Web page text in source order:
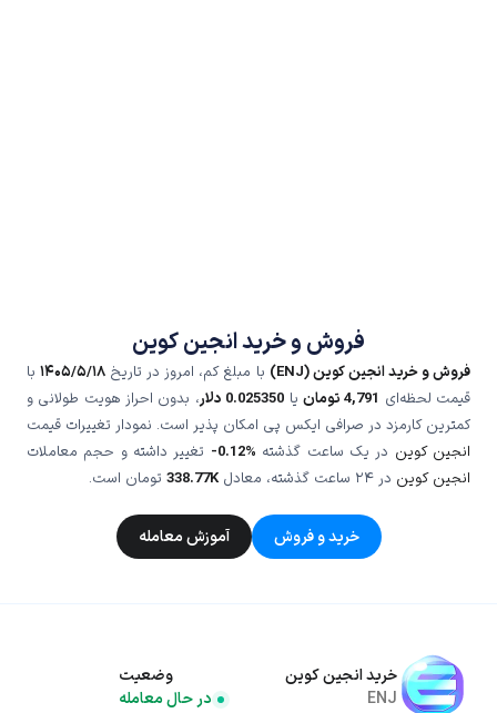
فروش و خرید انجین کوین
فروش و خرید انجین کوین (ENJ) با مبلغ کم، امروز در تاریخ ۱۴۰۵/۵/۱۸با
قیمت لحظه‌ای 4,791تومان یا 0.025350 دلار، بدون احراز هویت طولانی و
کمترین کارمزد در صرافی ایکس پی امکان پذیر است. نمودار تغییرات قیمت
انجین کوین در یک ساعت گذشته -0.12% تغییر داشته و حجم معاملات
انجین کوین در ۲۴ ساعت گذشته، معادل 338.77K تومان است.
خرید و فروش آموزش معامله
خرید انجین کوین
ENJ
وضعیت
در حال معامله